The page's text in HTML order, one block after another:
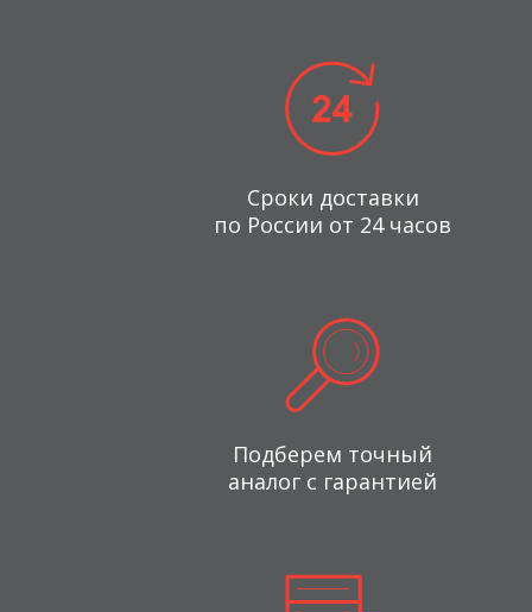
Сроки доставки
по России от 24 часов
Подберем точный
аналог с гарантией